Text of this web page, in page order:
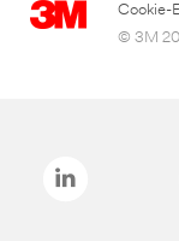
Cookie-
© 3M